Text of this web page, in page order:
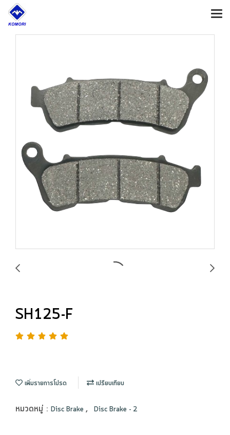
SH125-F
เพิ่มรายการโปรด เปรียบเทียบ
หมวดหมู่ : Disc Brake , Disc Brake - 2